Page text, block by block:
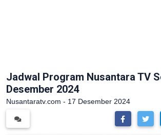
Jadwal Program Nusantara TV
Desember 2024
Nusantaratv.com - 17 Desember 2024